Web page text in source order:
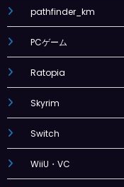
pathfinder_km
PCゲーム
Ratopia
Skyrim
Switch
WiiU・VC